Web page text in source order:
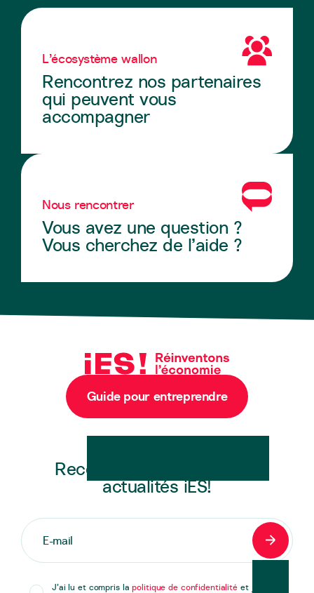
L’écosystème wallon
Rencontrez nos partenaires
qui peuvent vous
accompagner
Nous rencontrer
Vous avez une question ?
Vous cherchez de l’aide ?
Guide pour entreprendre
Recevez en exclusivité les
actualités iES!
J’ai lu et compris lapolitique de confidentialité et j’accepte